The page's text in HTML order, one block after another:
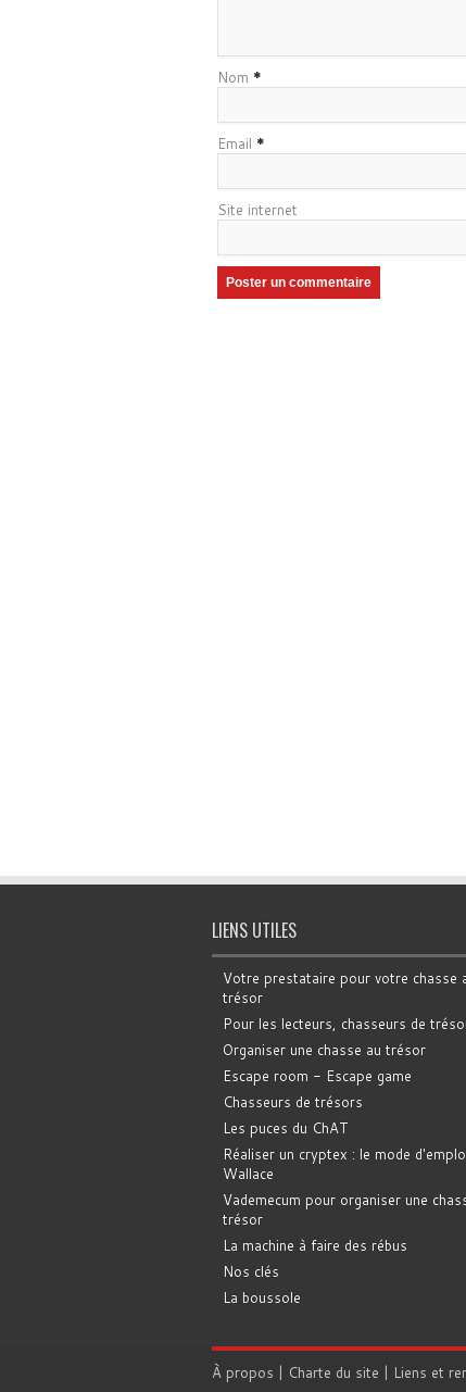
Nom *
Email *
Site internet
LIENS UTILES
Votre prestataire pour votre chasse
trésor
Pour les lecteurs, chasseurs de
Organiser une chasse au trésor
Escape room - Escape game
Chasseurs de trésors
Les puces du ChAT
Réaliser un cryptex : le mode
Wallace
Vademecum pour organiser une
trésor
La machine à faire des rébus
Nos clés
La boussole
À propos | Charte du site | Liens et